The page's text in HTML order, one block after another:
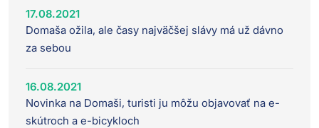
17.08.2021
Domaša ožila, ale časy najväčšej slávy má už dávno
za sebou
16.08.2021
Novinka na Domaši, turisti ju môžu objavovať na e-
skútroch a e-bicykloch